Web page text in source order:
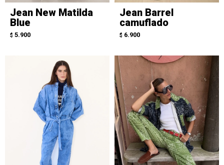
Jean New Matilda
Blue
$ 5.900
Jean Barrel
camuflado
$ 6.900